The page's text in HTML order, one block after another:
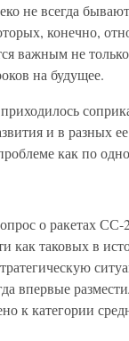
не всегда
конечно,
важным не
на будущее.
и в разных
как по
о ракетах СС-
как таковых в
впервые
к категории